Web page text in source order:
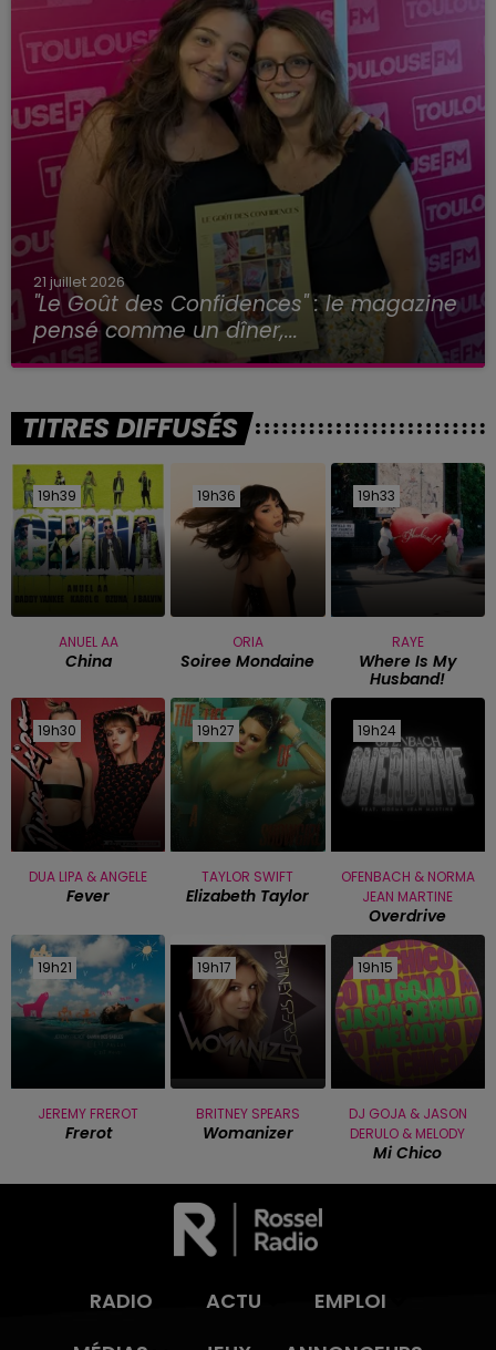
21 juillet 2026
"Le Goût des Confidences" : le magazine
pensé comme un dîner,...
TITRES DIFFUSÉS
19h39
19h39
ANUEL AA
China
19h36
19h36
ORIA
Soiree Mondaine
19h33
19h33
RAYE
Where Is My
Husband!
19h30
19h30
DUA LIPA & ANGELE
Fever
19h27
19h27
TAYLOR SWIFT
Elizabeth Taylor
19h24
19h24
OFENBACH & NORMA
JEAN MARTINE
Overdrive
19h21
19h21
JEREMY FREROT
Frerot
19h17
19h17
BRITNEY SPEARS
Womanizer
19h15
19h15
DJ GOJA & JASON
DERULO & MELODY
Mi Chico
RADIO ACTU
EMPLOI